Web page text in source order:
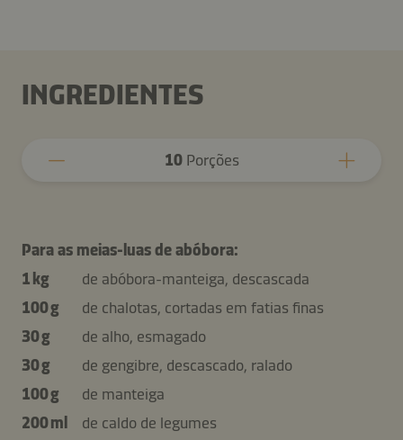
INGREDIENTES
10Porções
Para as meias-luas de abóbora:
1 kg
de abóbora-manteiga, descascada
100 g
de chalotas, cortadas em fatias finas
30 g
de alho, esmagado
30 g
de gengibre, descascado, ralado
100 g
de manteiga
200 ml
de caldo de legumes